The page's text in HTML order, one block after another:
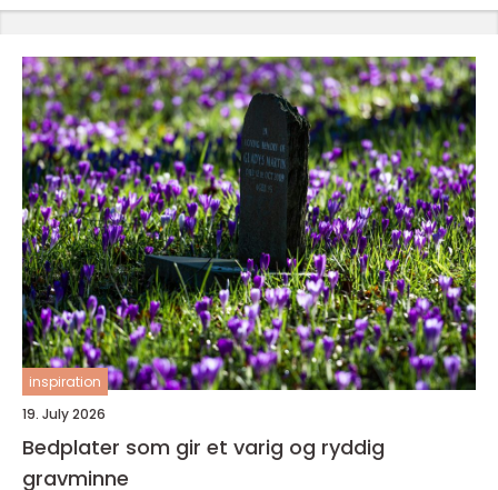
inspiration
19. July 2026
Bedplater som gir et varig og ryddig
gravminne